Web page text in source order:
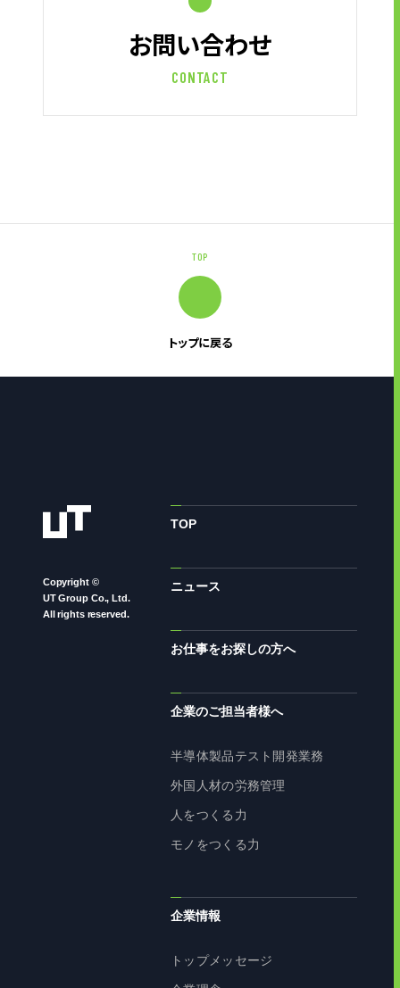
お問い合わせ
CONTACT
TOP
トップに戻る
Copyright ©
UT Group Co., Ltd.
All rights reserved.
TOP
ニュース
お仕事をお探しの方へ
企業のご担当者様へ
半導体製品テスト開発業務
外国人材の労務管理
人をつくる力
モノをつくる力
企業情報
トップメッセージ